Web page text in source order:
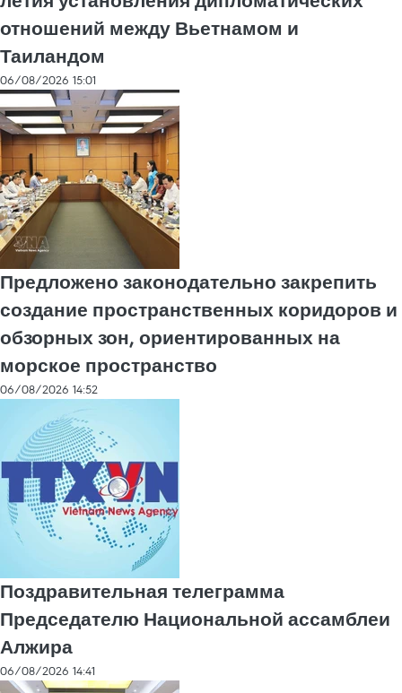
отношений между Вьетнамом и
Таиландом
06/08/2026 15:01
Предложено законодательно закрепить
создание пространственных коридоров и
обзорных зон, ориентированных на
морское пространство
06/08/2026 14:52
Поздравительная телеграмма
Председателю Национальной ассамблеи
Алжира
06/08/2026 14:41